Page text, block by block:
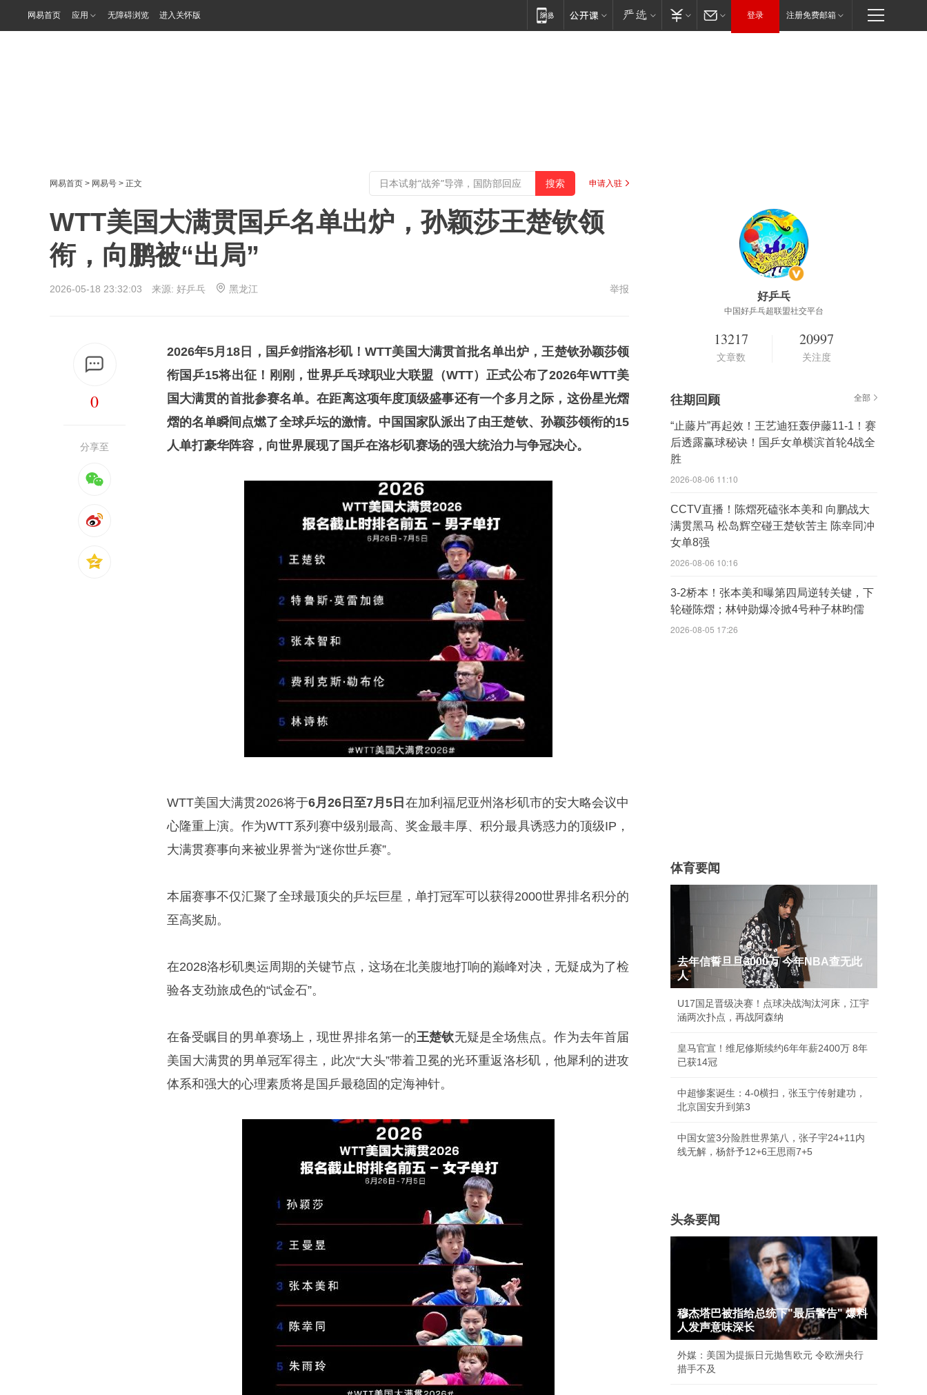
网易首页 应用 无障碍浏览 进入关怀版 登录 注册免费邮箱
网易首页 > 网易号 > 正文 申请入驻
WTT美国大满贯国乒名单出炉，孙颖莎王楚钦领
衔，向鹏被“出局”
2026-05-18 23:32:03 来源: 好乒乓 黑龙江 举报
0
分享至
2026年5月18日，国乒剑指洛杉矶！WTT美国大满贯首批名单出炉，王楚钦孙颖莎领
衔国乒15将出征！ 刚刚，世界乒乓球职业大联盟（WTT）正式公布了2026年WTT美
国大满贯的首批参赛名单。在距离这项年度顶级盛事还有一个多月之际，这份星光熠
熠的名单瞬间点燃了全球乒坛的激情。中国国家队派出了由王楚钦、孙颖莎领衔的15
人单打豪华阵容，向世界展现了国乒在洛杉矶赛场的强大统治力与争冠决心。
WTT美国大满贯2026将于6月26日至7月5日 在加利福尼亚州洛杉矶市的安大略会议中
心隆重上演。作为WTT系列赛中级别最高、奖金最丰厚、积分最具诱惑力的顶级IP，
大满贯赛事向来被业界誉为“迷你世乒赛”。
本届赛事不仅汇聚了全球最顶尖的乒坛巨星，单打冠军可以获得2000世界排名积分的
至高奖励。
在2028洛杉矶奥运周期的关键节点，这场在北美腹地打响的巅峰对决，无疑成为了检
验各支劲旅成色的“试金石”。
在备受瞩目的男单赛场上，现世界排名第一的王楚钦无疑是全场焦点。作为去年首届
美国大满贯的男单冠军得主，此次“大头”带着卫冕的光环重返洛杉矶，他犀利的进攻
体系和强大的心理素质将是国乒最稳固的定海神针。
好乒乓
中国好乒乓超联盟社交平台
13217
文章数
20997
关注度
往期回顾 全部
“止藤片”再起效！王艺迪狂轰伊藤11-1！赛
后透露赢球秘诀！国乒女单横滨首轮4战全
胜
2026-08-06 11:10
CCTV直播！陈熠死磕张本美和 向鹏战大
满贯黑马 松岛辉空碰王楚钦苦主 陈幸同冲
女单8强
2026-08-06 10:16
3-2桥本！张本美和曝第四局逆转关键，下
轮碰陈熠；林钟勋爆冷掀4号种子林昀儒
2026-08-05 17:26
体育要闻
去年信誓旦旦3000万 今年NBA查无此
人
U17国足晋级决赛！点球决战淘汰河床，江宇
涵两次扑点，再战阿森纳
皇马官宣！维尼修斯续约6年年薪2400万 8年
已获14冠
中超惨案诞生：4-0横扫，张玉宁传射建功，
北京国安升到第3
中国女篮3分险胜世界第八，张子宇24+11内
线无解，杨舒予12+6王思雨7+5
头条要闻
穆杰塔巴被指给总统下"最后警告" 爆料
人发声意味深长
外媒：美国为提振日元抛售欧元 令欧洲央行
措手不及